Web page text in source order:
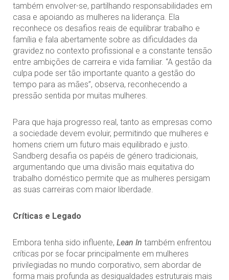
também envolver-se, partilhando responsabilidades em
casa e apoiando as mulheres na liderança. Ela
reconhece os desafios reais de equilibrar trabalho e
família e fala abertamente sobre as dificuldades da
gravidez no contexto profissional e a constante tensão
entre ambições de carreira e vida familiar. “A gestão da
culpa pode ser tão importante quanto a gestão do
tempo para as mães”, observa, reconhecendo a
pressão sentida por muitas mulheres.
Para que haja progresso real, tanto as empresas como
a sociedade devem evoluir, permitindo que mulheres e
homens criem um futuro mais equilibrado e justo.
Sandberg desafia os papéis de género tradicionais,
argumentando que uma divisão mais equitativa do
trabalho doméstico permite que as mulheres persigam
as suas carreiras com maior liberdade.
Críticas e Legado
Embora tenha sido influente, Lean In também enfrentou
críticas por se focar principalmente em mulheres
privilegiadas no mundo corporativo, sem abordar de
forma mais profunda as desigualdades estruturais mais